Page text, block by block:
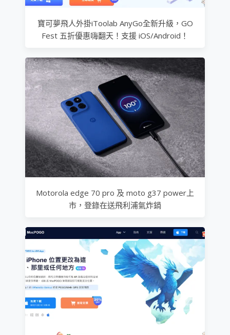
寶可夢飛人外掛iToolab AnyGo全新升級，GO
Fest 五折優惠嗨翻天！支援 iOS/Android！
Motorola edge 70 pro 及 moto g37 power上
市，登錄在送飛利浦氣炸鍋